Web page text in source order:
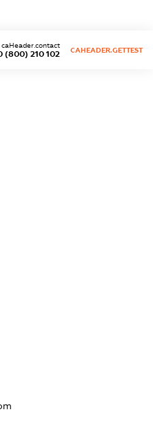
(800) 210 102
caHeader.contact
CAHEADER.GETTEST